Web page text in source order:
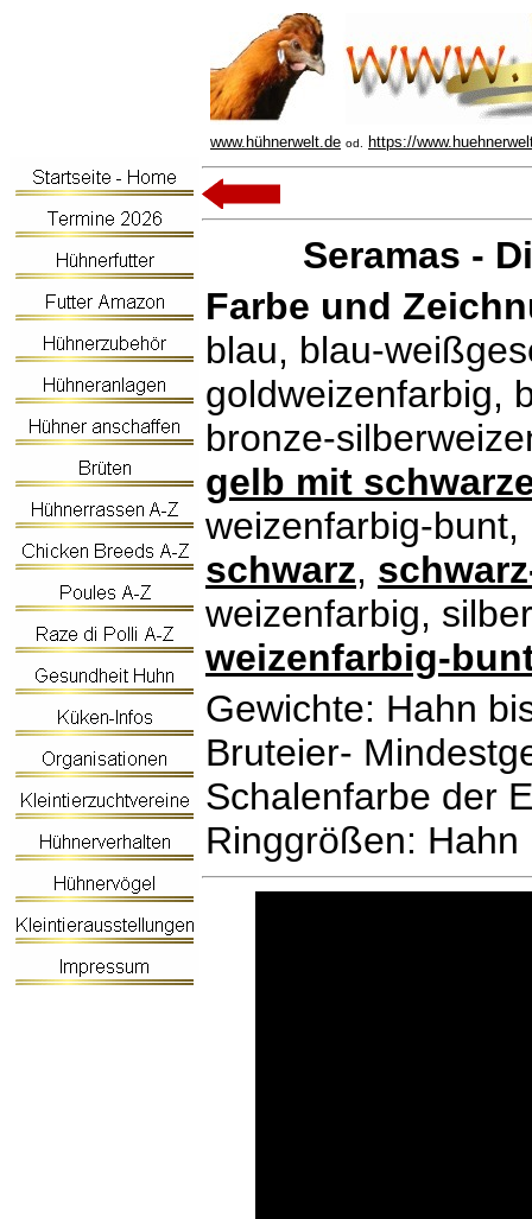
www.hühnerwelt.de od. https://
Seramas -
Farbe und
blau, blau-
goldweizenfarbig,
bronze-
gelb mit
weizenfarbig-
schwarz,
weizenfarbig,
weizenfarbig-
Gewichte: Hahn
Bruteier-
Schalenfarbe der
Ringgrößen: Hahn